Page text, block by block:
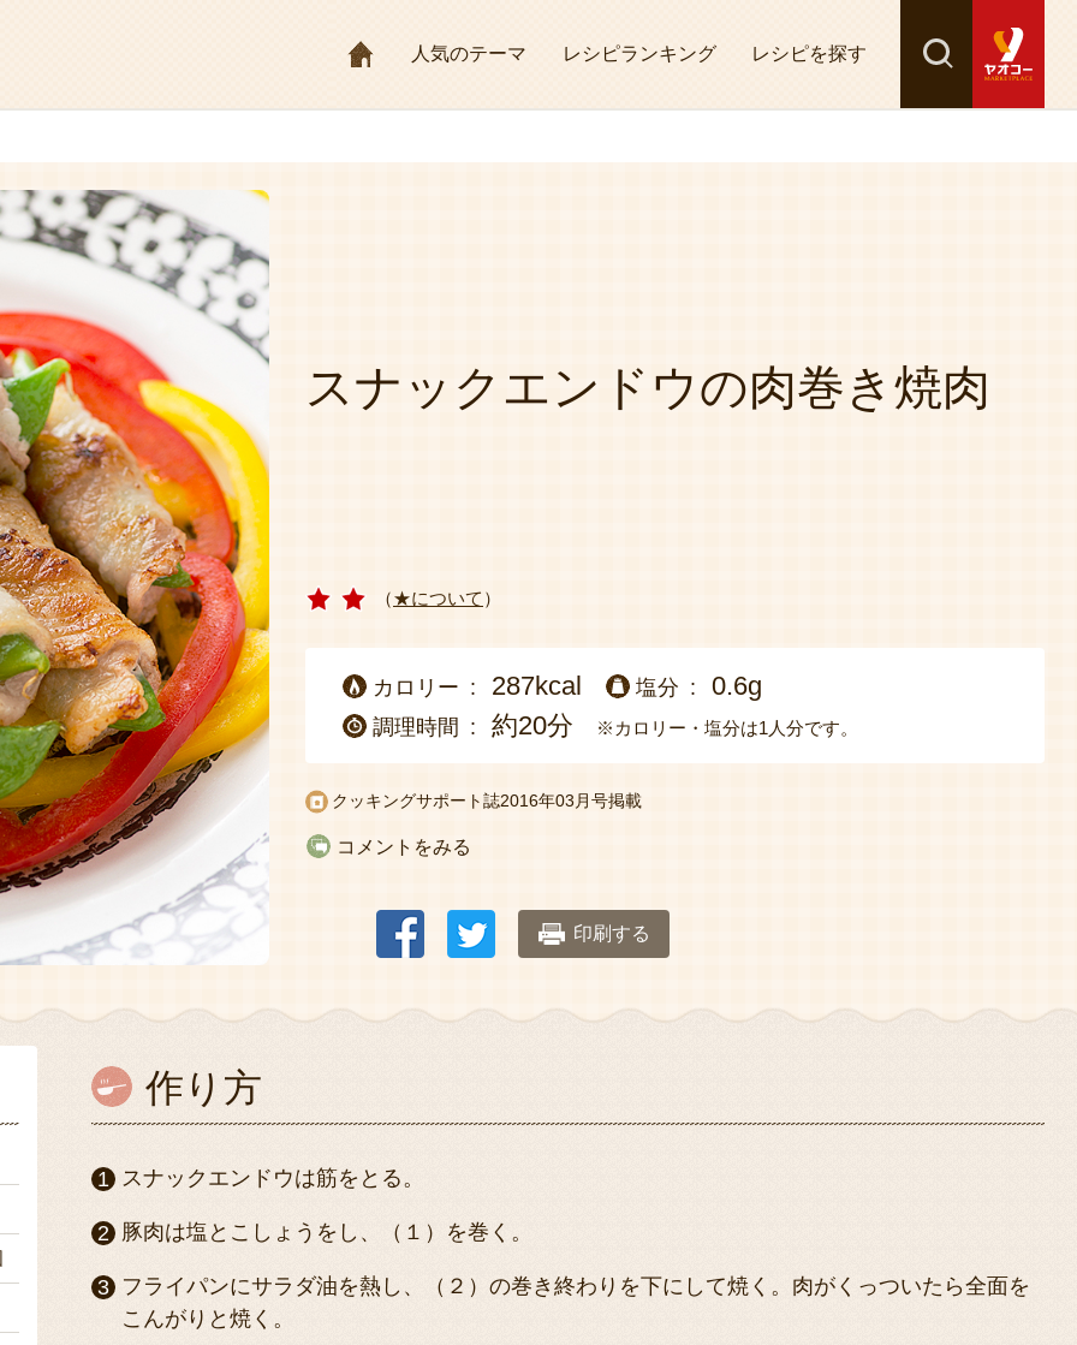
HOME人気のテーマ レシピランキング レシピを探す 検索
探す
スナックエンドウの肉巻き焼肉
（★について ）
カロリー 287kcal 塩分 0.6g
調理時間 約20分 ※カロリー・塩分は1人分です。
クッキングサポート誌2016年03月号掲載
コメントをみる
印刷する
作り方
スナックエンドウは筋をとる。
豚肉は塩とこしょうをし、（１）を巻く。
フライパンにサラダ油を熱し、（２）の巻き終わりを下にして焼く。肉がくっついたら全面を
こんがりと焼く。